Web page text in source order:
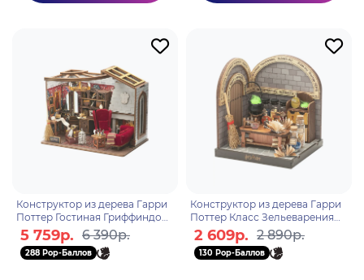
Конструктор из дерева Гарри
Поттер Гостиная Гриффиндора
Хогвартс 1621
5 759р. 6 390р.
288 Pop-Баллов
Конструктор из дерева Гарри
Поттер Класс Зельеварения
Хогвартс 1623
2 609р. 2 890р.
130 Pop-Баллов